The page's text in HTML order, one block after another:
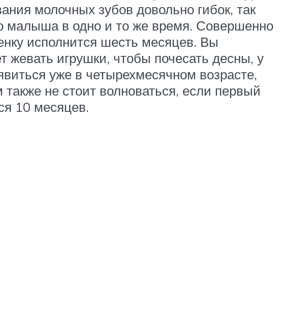
молочных зубов довольно гибок, так
малыша в одно и то же время. Совершенно
исполнится шесть месяцев. Вы
игрушки, чтобы почесать десны, у
уже в четырехмесячном возрасте,
не стоит волноваться, если первый
10 месяцев.